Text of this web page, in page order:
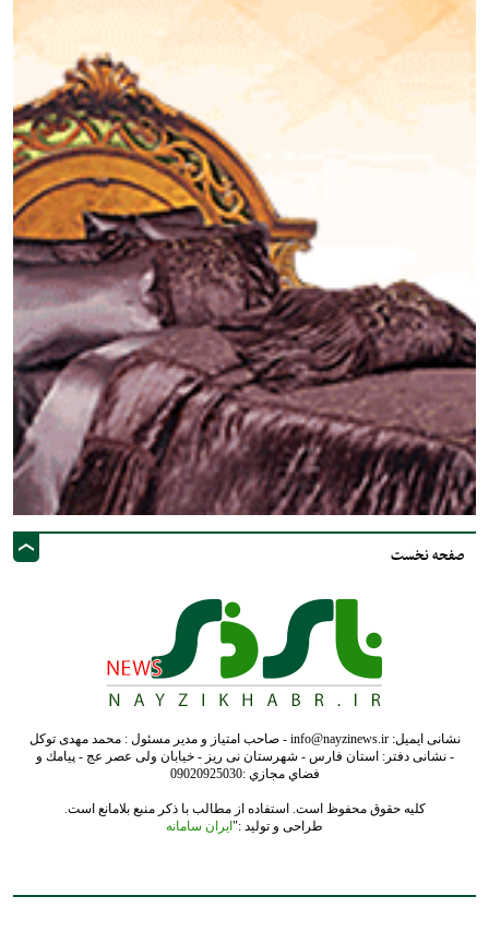
صفحه نخست
نشانی ایمیل: info@nayzinews.ir - صاحب امتیاز و مدیر مسئول : محمد مهدی توکل
- نشانی دفتر: استان فارس - شهرستان نی ریز - خیابان ولی عصر عج - پيامك و
فضاي مجازي :09020925030
کلیه حقوق محفوظ است. استفاده از مطالب با ذکر منبع بلامانع است.
طراحی و تولید :"ایران سامانه